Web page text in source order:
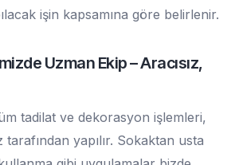
işin kapsamına göre belirlenir.
Uzman Ekip – Aracısız,
tadilat ve dekorasyon işlemleri,
yapılır. Sokaktan usta